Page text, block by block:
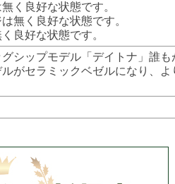
く良好な状態です。
無く良好な状態です。
良好な状態です。
シップモデル「デイトナ」誰も
がセラミックベゼルになり、よ